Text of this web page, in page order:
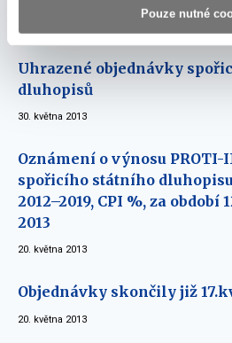
Pouze nutné
Uhrazené objednávky
dluhopisů
30. května 2013
Oznámení o výnosu PROTI-
spořicího státního
2012–2019, CPI %, za období
2013
20. května 2013
Objednávky skončily již
20. května 2013